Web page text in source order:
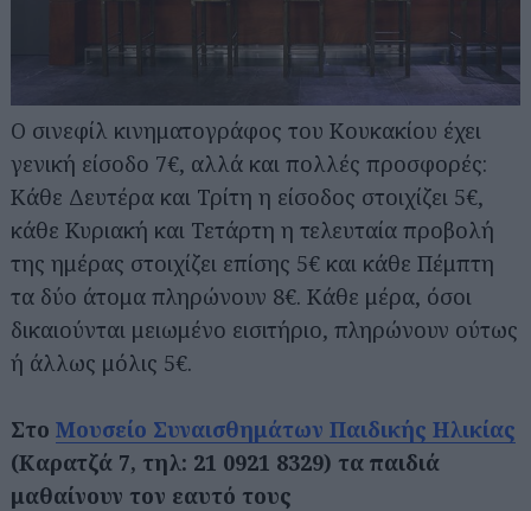
Ο σινεφίλ κινηματογράφος του Κουκακίου έχει
γενική είσοδο 7€, αλλά και πολλές προσφορές:
Κάθε Δευτέρα και Τρίτη η είσοδος στοιχίζει 5€,
κάθε Κυριακή και Τετάρτη η τελευταία προβολή
της ημέρας στοιχίζει επίσης 5€ και κάθε Πέμπτη
τα δύο άτομα πληρώνουν 8€. Κάθε μέρα, όσοι
δικαιούνται μειωμένο εισιτήριο, πληρώνουν ούτως
ή άλλως μόλις 5€.
Στο Μουσείο Συναισθημάτων Παιδικής Ηλικίας
(Καρατζά 7, τηλ: 21 0921 8329) τα παιδιά
μαθαίνουν τον εαυτό τους
Αναζήτηση
για...